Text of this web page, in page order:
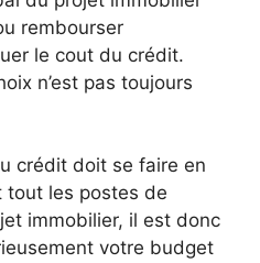
rembourser
le cout du crédit.
n’est pas toujours
crédit doit se faire en
les postes de
immobilier, il est donc
votre budget